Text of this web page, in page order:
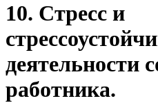
10. Стресс и
деятельности
работника.